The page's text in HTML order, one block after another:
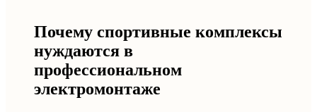
Почему спортивные комплексы
нуждаются в
профессиональном
электромонтаже